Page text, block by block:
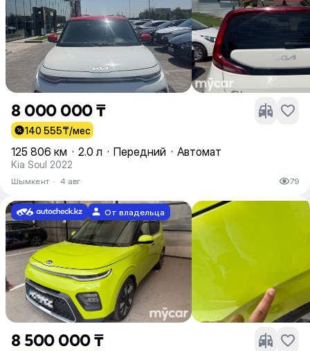
8 000 000 ₸
140 555₸/мес
125 806 км · 2.0 л · Передний · Автомат
Kia Soul 2022
Шымкент · 4 авг 79
От владельца
8 500 000 ₸